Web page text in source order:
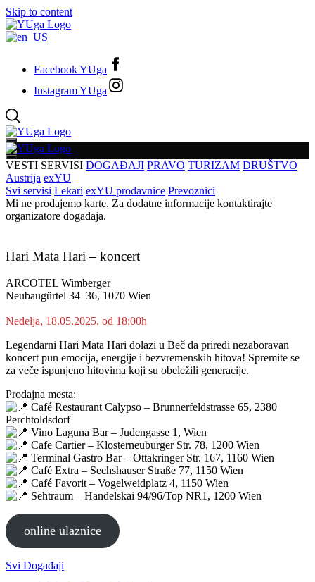
Skip to content
Facebook YUga
Instagram YUga
VESTI SERVISI DOGAĐAJI PRAVO TURIZAM DRUŠTVO
Austrija exYU
Svi servisi Lekari exYU prodavnice Prevoznici
Mi ne prodajemo karte. Za dodatne informacije kontaktirajte
organizatore događaja.
Hari Mata Hari – koncert
ARCOTEL Wimberger
Neubaugürtel 34–36, 1070 Wien
Nedelja, 18.05.2025. od 18:00h
Legendarni Hari Mata Hari dolazi u Beč da priredi nezaboravan
koncert pun emocija, energije i bezvremenskih hitova! Spremite se
za veče ispunjeno hitovima koji su obeležili generacije.
Prodajna mesta:
Café Restaurant Calypso – Brunnerfeldstrasse 65, 2380
Perchtoldsdorf
Vino Laguna Bar – Judengasse 1, Wien
Cafe Cartier – Klosterneuburger Str. 78, 1200 Wien
Terminal Gastro Bar – Ottakringer Str. 167, 1160 Wien
Café Extra – Sechshauser Straße 77, 1150 Wien
Café Favorit – Vogelweidplatz 4, 1150 Wien
Sehtraum – Handelskai 94/96/Top NR1, 1200 Wien
online ulaznice
Svi Događaji